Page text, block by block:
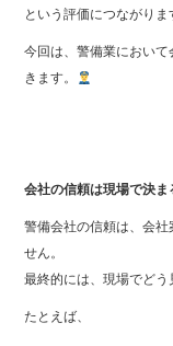
という評価につながりま
今回は、警備業におい
きます。
会社の信頼は現場で決ま
警備会社の信頼は、会
せん。
最終的には、現場でどう
たとえば、